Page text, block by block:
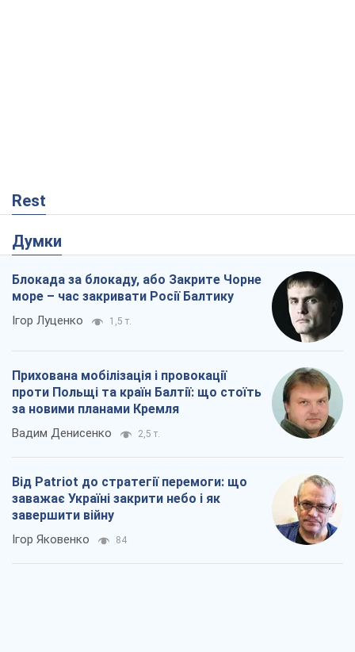
Rest
Думки
Блокада за блокаду, або Закрите Чорне
море – час закривати Росії Балтику
Ігор Луценко 1,5 т.
Прихована мобілізація і провокації
проти Польщі та країн Балтії: що стоїть
за новими планами Кремля
Вадим Денисенко 2,5 т.
Від Patriot до стратегії перемоги: що
заважає Україні закрити небо і як
завершити війну
Ігор Яковенко 84